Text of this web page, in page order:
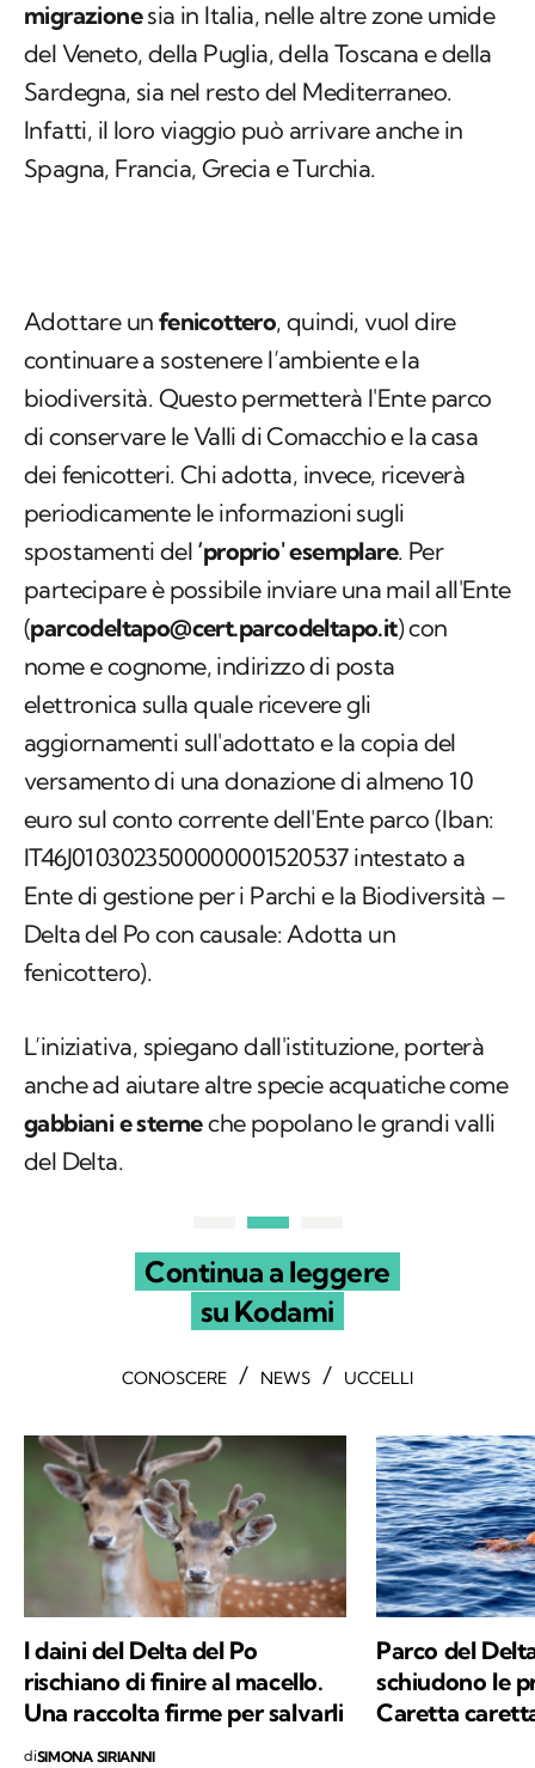
migrazionesia in Italia, nelle altre zone umide
del Veneto, della Puglia, della Toscana e della
Sardegna, sia nel resto del Mediterraneo.
Infatti, il loro viaggio può arrivare anche in
Spagna, Francia, Grecia e Turchia.
Adottare un fenicottero, quindi, vuol dire
continuare a sostenere l’ambiente e la
biodiversità. Questo permetterà l'Ente parco
di conservare le Valli di Comacchio e la casa
dei fenicotteri. Chi adotta, invece, riceverà
periodicamente le informazioni sugli
spostamenti del ‘proprio' esemplare. Per
partecipare è possibile inviare una mail all'Ente
(parcodeltapo@cert.parcodeltapo.it) con
nome e cognome, indirizzo di posta
elettronica sulla quale ricevere gli
aggiornamenti sull'adottato e la copia del
versamento di una donazione di almeno 10
euro sul conto corrente dell'Ente parco (Iban:
IT46J0103023500000001520537 intestato a
Ente di gestione per i Parchi e la Biodiversità –
Delta del Po con causale: Adotta un
fenicottero).
L’iniziativa, spiegano dall'istituzione, porterà
anche ad aiutare altre specie acquatiche come
gabbiani e sterneche popolano le grandi valli
del Delta.
Continua a leggere
su Kodami
CONOSCERE / NEWS / UCCELLI
I daini del Delta del Po
rischiano di finire al macello.
Una raccolta firme per salvarli
diSIMONA SIRIANNI
Parco del
schiudono le
Caretta